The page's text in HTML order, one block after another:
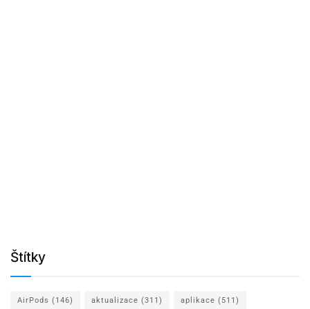
Štítky
AirPods (146) aktualizace (311) aplikace (511)